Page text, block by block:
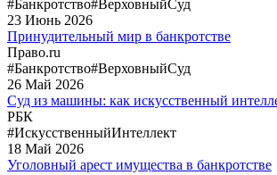
#Банкротство#ВерховныйСуд
23 Июнь 2026
Принудительный мир в банкротстве
Право.ru
#Банкротство#ВерховныйСуд
26 Май 2026
Суд из машины: как искусственный
РБК
#ИскусственныйИнтеллект
18 Май 2026
Уголовный арест имущества в банкротстве